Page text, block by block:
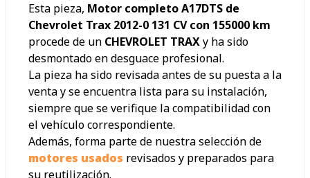
Esta pieza, Motor completo A17DTS de
Chevrolet Trax 2012-0 131 CV con 155000 km
procede de un CHEVROLET TRAXy ha sido
desmontado en desguace profesional.
La pieza ha sido revisada antes de su puesta a la
venta y se encuentra lista para su instalación,
siempre que se verifique la compatibilidad con
el vehículo correspondiente.
Además, forma parte de nuestra selección de
motores usados revisados y preparados para
su reutilización.